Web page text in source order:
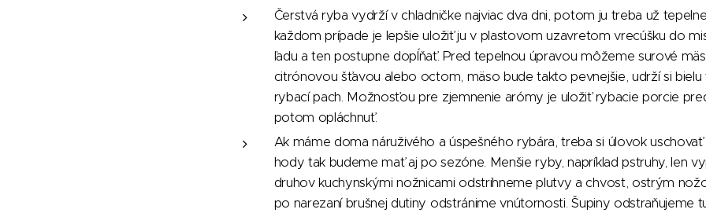
Čerstvá ryba vydrží v chladničke najviac dva dni, potom ju treba už
každom prípade je lepšie uložiť ju v plastovom uzavretom vrecúšku do
ľadu a ten postupne dopĺňať. Pred tepelnou úpravou môžeme surové
citrónovou šťavou alebo octom, mäso bude takto pevnejšie, udrží si
rybací pach. Možnosťou pre zjemnenie arómy je uložiť rybacie porcie
potom opláchnuť.
Ak máme doma náruživého a úspešného rybára, treba si úlovok
hody tak budeme mať aj po sezóne. Menšie ryby, napríklad pstruhy, len
druhov kuchynskými nožnicami odstrihneme plutvy a chvost, ostrým
po narezaní brušnej dutiny odstránime vnútornosti. Šupiny odstraňujeme